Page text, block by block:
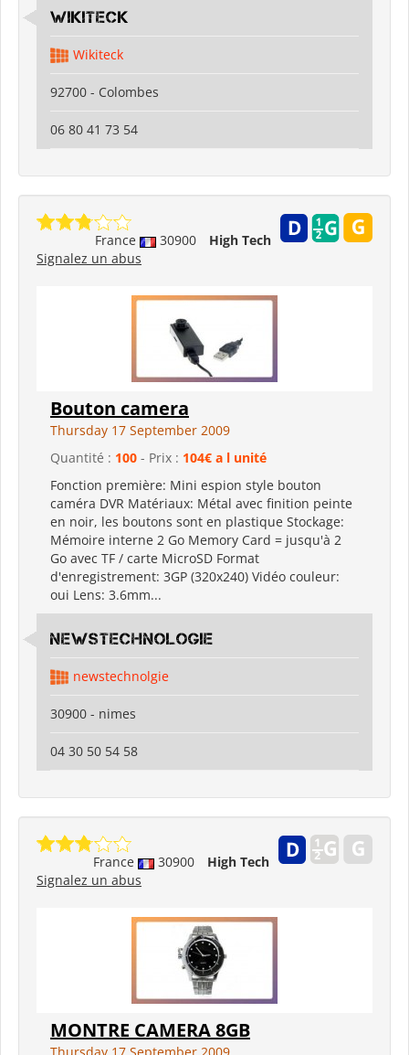
Wikiteck
Wikiteck
92700 - Colombes
06 80 41 73 54
France 30900
High Tech
Signalez un abus
Bouton camera
Thursday 17 September 2009
Quantité : 100 - Prix : 104€ a l unité
Fonction première: Mini espion style bouton
caméra DVR Matériaux: Métal avec finition peinte
en noir, les boutons sont en plastique Stockage:
Mémoire interne 2 Go Memory Card = jusqu'à 2
Go avec TF / carte MicroSD Format
d'enregistrement: 3GP (320x240) Vidéo couleur:
oui Lens: 3.6mm...
newstechnologie
newstechnolgie
30900 - nimes
04 30 50 54 58
France 30900
High Tech
Signalez un abus
MONTRE CAMERA 8GB